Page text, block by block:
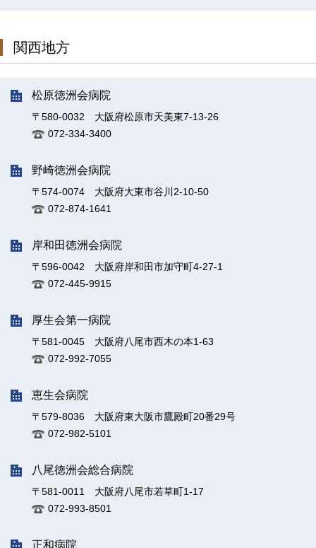
関西地方
松原徳洲会病院
〒580-0032 大阪府松原市天美東7-13-26
072-334-3400
野崎徳洲会病院
〒574-0074 大阪府大東市谷川2-10-50
072-874-1641
岸和田徳洲会病院
〒596-0042 大阪府岸和田市加守町4-27-1
072-445-9915
厚生会第一病院
〒581-0045 大阪府八尾市西木の本1-63
072-992-7055
恵生会病院
〒579-8036 大阪府東大阪市鷹殿町20番29号
072-982-5101
八尾徳洲会総合病院
〒581-0011 大阪府八尾市若草町1-17
072-993-8501
正和病院